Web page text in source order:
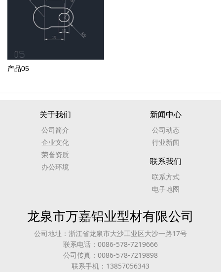
产品05
关于我们
公司简介
企业文化
荣誉资质
办公环境
新闻中心
公司动态
行业新闻
联系我们
联系方式
电子地图
龙泉市万嘉铝业型材有限公司
公司地址：浙江省龙泉市大沙工业区大沙一路17号
联系电话：0086-578-7219666
公司传真：0086-578-7219898
联系手机：13857056343